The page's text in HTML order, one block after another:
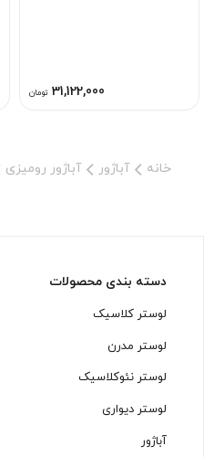
31,122,000 تومان
خانه آباژور آباژور رومیزی
دسته بندی محصولات
لوستر کلاسیک
لوستر مدرن
لوستر نئوکلاسیک
لوستر دیواری
آباژور